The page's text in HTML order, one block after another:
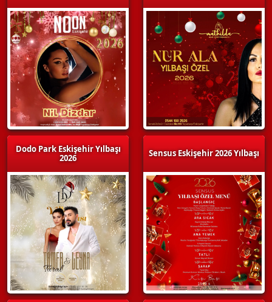
Dodo Park Eskişehir Yılbaşı
2026
Sensus Eskişehir 2026 Yılbaşı